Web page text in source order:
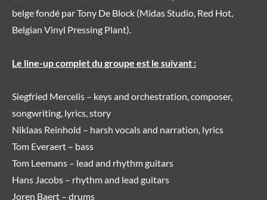
belge fondé par Tony De Block (Midas Studio, Red Hot,
Belgian Vinyl Pressing Plant).
Le line-up complet du groupe est le suivant :
Siegfried Mercelis – keys and orchestration, composer,
songwriting, lyrics, story
Niklaas Reinhold – harsh vocals and narration, lyrics
Tom Everaert – bass
Tom Leemans – lead and rhythm guitars
Hans Jacobs – rhythm and lead guitars
Joren Baert – drums